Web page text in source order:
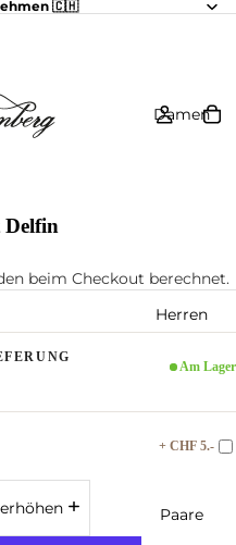
🇨🇭
Damen
Herren
Paare
Delfin
beim Checkout berechnet.
Am Lager
+ CHF 5.-